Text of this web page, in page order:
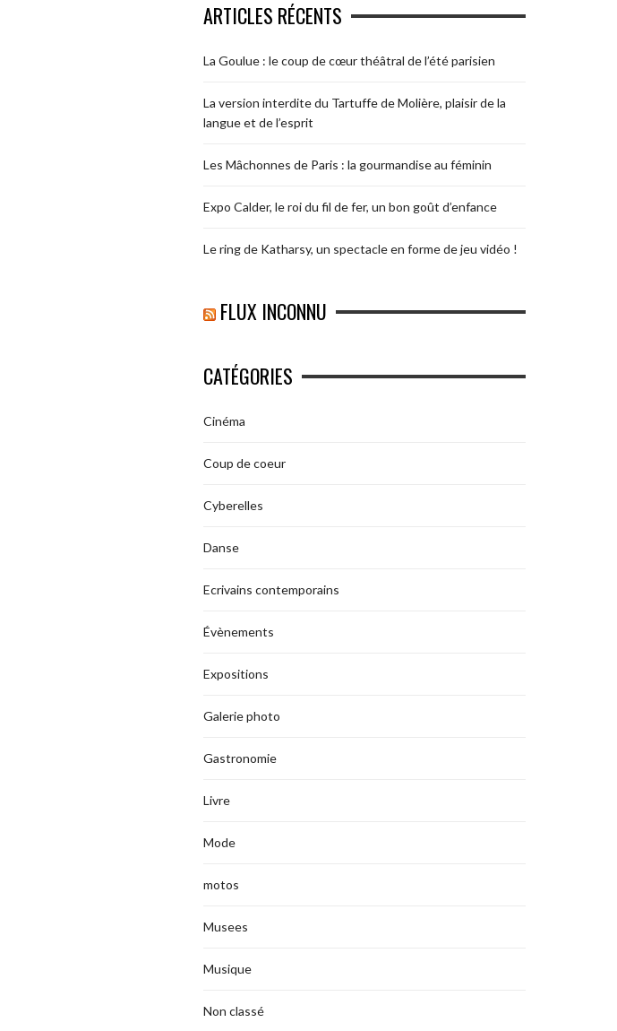
ARTICLES RÉCENTS
La Goulue : le coup de cœur théâtral de l’été parisien
La version interdite du Tartuffe de Molière, plaisir de la
langue et de l’esprit
Les Mâchonnes de Paris : la gourmandise au féminin
Expo Calder, le roi du fil de fer, un bon goût d’enfance
Le ring de Katharsy, un spectacle en forme de jeu vidéo !
FLUX INCONNU
CATÉGORIES
Cinéma
Coup de coeur
Cyberelles
Danse
Ecrivains contemporains
Évènements
Expositions
Galerie photo
Gastronomie
Livre
Mode
motos
Musees
Musique
Non classé